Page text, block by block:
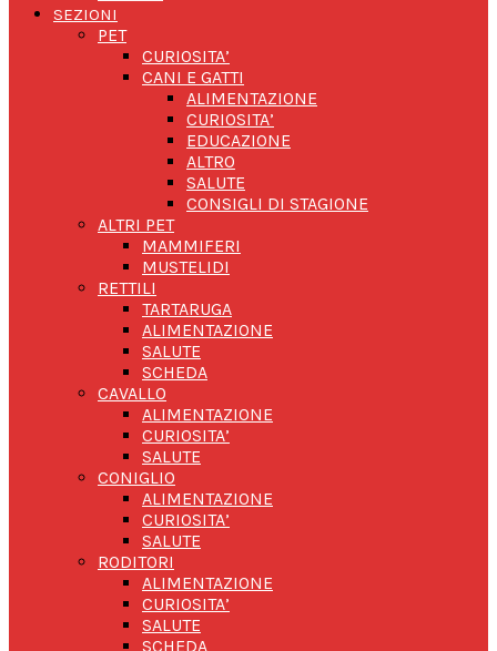
SEZIONI
PET
CURIOSITA’
CANI E GATTI
ALIMENTAZIONE
CURIOSITA’
EDUCAZIONE
ALTRO
SALUTE
CONSIGLI DI STAGIONE
ALTRI PET
MAMMIFERI
MUSTELIDI
RETTILI
TARTARUGA
ALIMENTAZIONE
SALUTE
SCHEDA
CAVALLO
ALIMENTAZIONE
CURIOSITA’
SALUTE
CONIGLIO
ALIMENTAZIONE
CURIOSITA’
SALUTE
RODITORI
ALIMENTAZIONE
CURIOSITA’
SALUTE
SCHEDA